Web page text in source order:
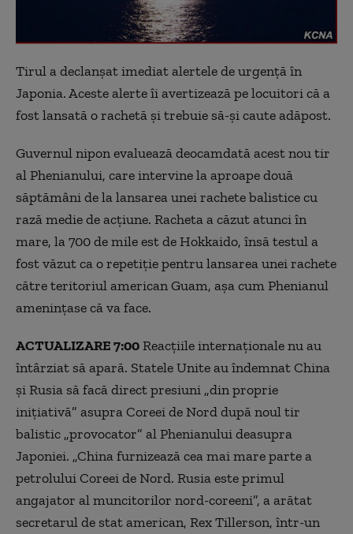
Tirul a declanșat imediat alertele de urgență în
Japonia. Aceste alerte îi avertizează pe locuitori că a
fost lansată o rachetă și trebuie să-și caute adăpost.
Guvernul nipon evaluează deocamdată acest nou tir
al Phenianului, care intervine la aproape două
săptămâni de la lansarea unei rachete balistice cu
rază medie de acțiune. Racheta a căzut atunci în
mare, la 700 de mile est de Hokkaido, însă testul a
fost văzut ca o repetiție pentru lansarea unei rachete
către teritoriul american Guam, așa cum Phenianul
amenințase că va face.
ACTUALIZARE 7:00Reacțiile internaționale nu au
întârziat să apară. Statele Unite au îndemnat China
și Rusia să facă direct presiuni „din proprie
inițiativă” asupra Coreei de Nord după noul tir
balistic „provocator” al Phenianului deasupra
Japoniei. „China furnizează cea mai mare parte a
petrolului Coreei de Nord. Rusia este primul
angajator al muncitorilor nord-coreeni”, a arătat
secretarul de stat american, Rex Tillerson, într-un